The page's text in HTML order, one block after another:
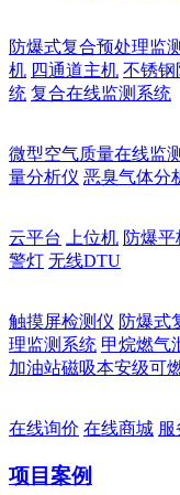
防爆式复合预处理监
机 四通道主机 不锈钢
统 复合在线监测系统
微型空气质量在线监
量分析仪 恶臭气体分
云平台 上位机 防爆平
警灯 无线DTU
触摸屏检测仪 防爆式
理监测系统 甲烷燃气
加油站磁吸本安级可
在线询价 在线商城 服
项目案例